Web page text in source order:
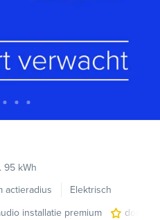
95 kWh
actieradius
Elektrisch
installatie premium